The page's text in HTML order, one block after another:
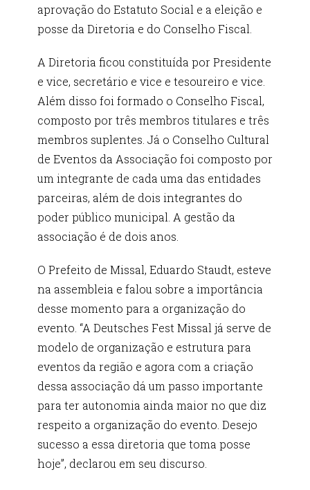
aprovação do Estatuto Social e a eleição e
posse da Diretoria e do Conselho Fiscal.
A Diretoria ficou constituída por Presidente
e vice, secretário e vice e tesoureiro e vice.
Além disso foi formado o Conselho Fiscal,
composto por três membros titulares e três
membros suplentes. Já o Conselho Cultural
de Eventos da Associação foi composto por
um integrante de cada uma das entidades
parceiras, além de dois integrantes do
poder público municipal. A gestão da
associação é de dois anos.
O Prefeito de Missal, Eduardo Staudt, esteve
na assembleia e falou sobre a importância
desse momento para a organização do
evento. “A Deutsches Fest Missal já serve de
modelo de organização e estrutura para
eventos da região e agora com a criação
dessa associação dá um passo importante
para ter autonomia ainda maior no que diz
respeito a organização do evento. Desejo
sucesso a essa diretoria que toma posse
hoje”, declarou em seu discurso.